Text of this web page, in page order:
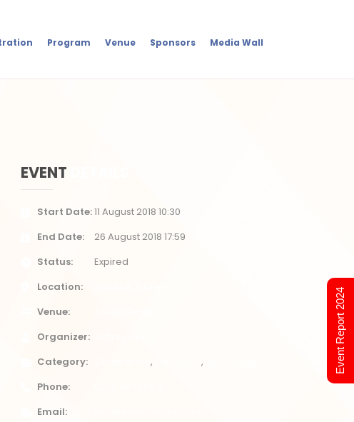
Program Venue Sponsors Media Wall
EVENT
Start Date 11 August 2018 10:30
End Date
26 August 2018 17:59
Status
Expired
Location
Venue
Organizer
Category
Phone
Email
Event Report 2024